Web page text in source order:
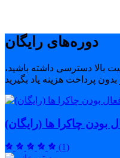
دوره‌های رایگان
بالا دسترسی داشته باشید،
پرداخت هزینه یاد بگیرید
بودن چاکرا ها (رایگان)
(1)